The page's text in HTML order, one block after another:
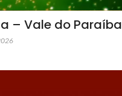
– Vale do Paraíba